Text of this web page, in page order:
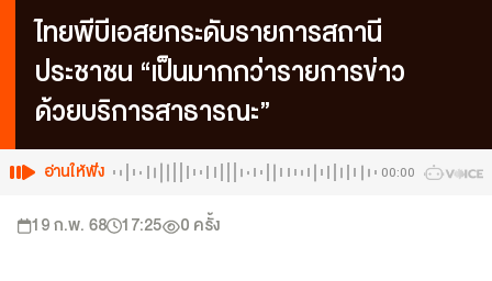
พื้นที่นำเสนอวาระของสังคม
Thai PBS Kids
Thai PBS Podcast
View The World via The Voice
Thai PBS World
คณะกรรมการนโยบาย ส.ส.ท.
สภาผู้ชมและผู้ฟังรายการ
ไทยพีบีเอสยกระดับรายการสถานี
ประชาชน “เป็นมากกว่ารายการข่าว
ด้วยบริการสาธารณะ”
อ่านให้ฟัง 00:00
19 ก.พ. 68 17:25 0 ครั้ง